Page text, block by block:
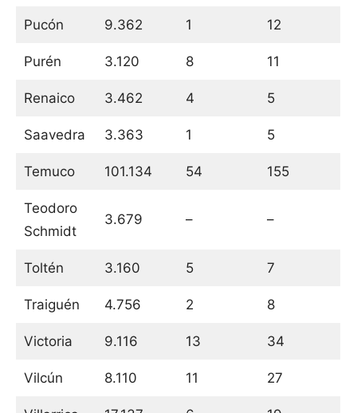
Pucón 9.362 1 12
Purén 3.120 8 11
Renaico 3.462 4 5
Saavedra 3.363 1 5
Temuco 101.134 54 155
Teodoro
Schmidt
3.679 – –
Toltén 3.160 5 7
Traiguén 4.756 2 8
Victoria 9.116 13 34
Vilcún 8.110 11 27